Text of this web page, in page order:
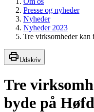
Presse og nyheder
Nyheder
Nyheder 2023
Tre virksomheder kan
Udskriv
Tre
byde på